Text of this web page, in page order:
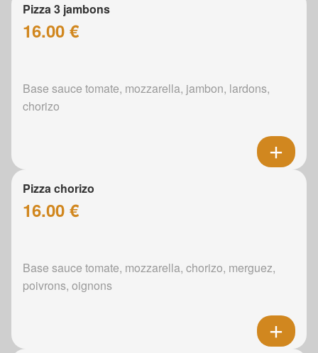
Pizza 3 jambons
16.00 €
Base sauce tomate, mozzarella, jambon, lardons,
chorizo
Pizza chorizo
16.00 €
Base sauce tomate, mozzarella, chorizo, merguez,
poivrons, oignons